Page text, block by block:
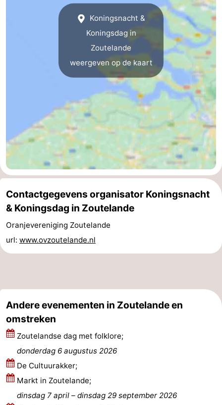
Parkeren
Reisboekenwinkel
Nieuws
Medische
Zeeland
Renesse
-
Brouwershaven
-
Bruinisse
Zierikzee
-
Natuur
Koningsnacht &
Koningsdag in
Zoutelande
weergeven op de kaart
Contactgegevens organisator Koningsnacht
& Koningsdag in Zoutelande
Oranjevereniging Zoutelande
url: www.ovzoutelande.nl
Andere evenementen in Zoutelande en
omstreken
Zoutelandse dag met folklore;
donderdag 6 augustus 2026
De Cultuurakker;
Markt in Zoutelande;
dinsdag 7 april – dinsdag 29 september 2026